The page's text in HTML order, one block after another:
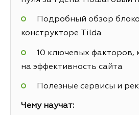
Подробный обзор
конструкторе Tilda
10 ключевых факторов,
на эффективность сайта
Полезные сервисы и
Чему научат: